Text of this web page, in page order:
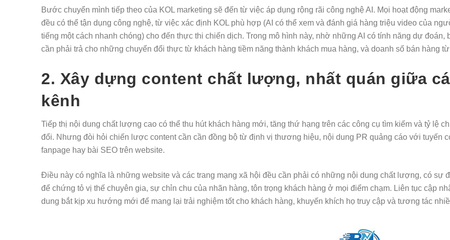
Bước chuyển mình tiếp theo của KOL marketing sẽ đến từ việc áp dụng rộng rãi công nghệ AI. Mọi hoạt động
đều có thể tận dụng công nghệ, từ việc xác định KOL phù hợp (AI có thể xem và đánh giá hàng triệu video của
tiếng một cách nhanh chóng) cho đến thực thi chiến dịch. Trong mô hình này, nhờ những AI có tính năng dự đoán,
cần phải trả cho những chuyển đổi thực từ khách hàng tiềm năng thành khách mua hàng, và doanh số bán hàng
2. Xây dựng content chất lượng, nhất quán giữa
kênh
Tiếp thị nội dung chất lượng cao có thể thu hút khách hàng mới, tăng thứ hạng trên các công cụ tìm kiếm và tỷ lệ
đổi. Nhưng đòi hỏi chiến lược content cần cần đồng bộ từ định vị thương hiệu, nội dung PR quảng cáo với tuyến
fanpage hay bài SEO trên website.
Điều này có nghĩa là những website và các trang mạng xã hội đều cần phải có những nội dung chất lượng, có sự
để chứng tỏ vị thế chuyên gia, sự chỉn chu của nhãn hàng, tôn trọng khách hàng ở mọi điểm chạm. Liên tục cập
dung bắt kịp xu hướng mới để mang lại trải nghiệm tốt cho khách hàng, khuyến khích họ truy cập và tương tác